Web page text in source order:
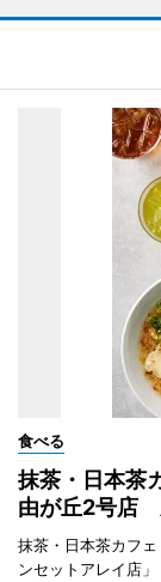
食べる
抹茶・日本茶
由が丘2号店
抹茶・日本茶カフ
ンセットアレイ店